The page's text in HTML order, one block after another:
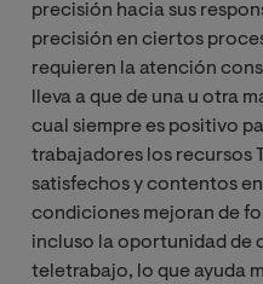
precisión hacia sus
precisión en ciertos
requieren la atención
lleva a que de una u otra
cual siempre es positivo
trabajadores los recursos
satisfechos y contentos
condiciones mejoran de
incluso la oportunidad de
teletrabajo, lo que ayuda